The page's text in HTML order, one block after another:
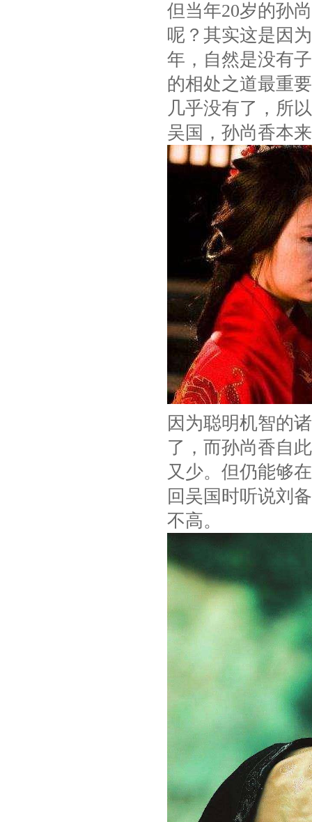
但当年20岁的孙
呢？其实这是因
年，自然是没有
的相处之道最重
几乎没有了，所
吴国，孙尚香本
因为聪明机智的
了，而孙尚香自
又少。但仍能够
回吴国时听说刘
不高。